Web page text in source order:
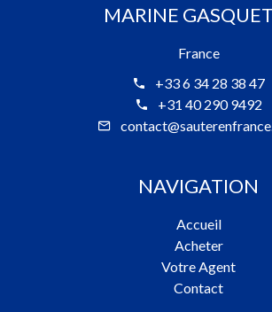
MARINE
France
+33 6 34 28 38 47
+31 40 290 9492
NAVIGATION
Accueil
Acheter
Votre Agent
Contact